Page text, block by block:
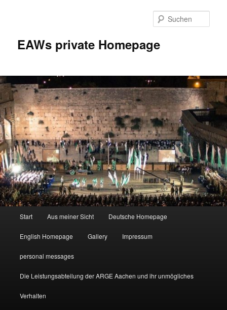
EAWs private Homepage
Start Aus meiner Sicht Deutsche Homepage
English Homepage Gallery Impressum
personal messages
Die Leistungsabteilung der ARGE Aachen und ihr unmögliches
Verhalten